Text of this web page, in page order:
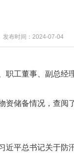
发布时间：2024-07-04
职工董事、副总
资储备情况，查
近平总书记关于